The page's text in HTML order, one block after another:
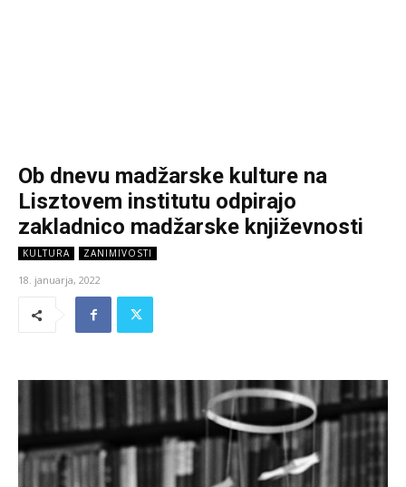
Ob dnevu madžarske kulture na
Lisztovem institutu odpirajo
zakladnico madžarske književnosti
KULTURA ZANIMIVOSTI
18. januarja, 2022